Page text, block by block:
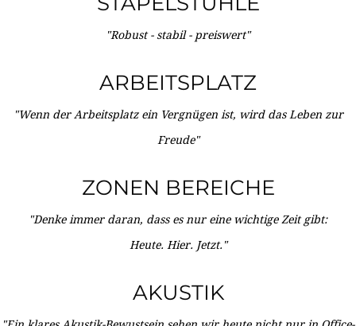
"Robust - stabil - preiswert"
ARBEITSPLATZ
"Wenn der Arbeitsplatz ein Vergnügen ist, wird das Leben zur
Freude"
ZONEN BEREICHE
"Denke immer daran, dass es nur eine wichtige Zeit gibt:
Heute. Hier. Jetzt."
AKUSTIK